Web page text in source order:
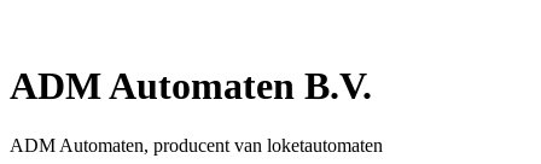
ADM Automaten B.V.
ADM Automaten, producent van loketautomaten